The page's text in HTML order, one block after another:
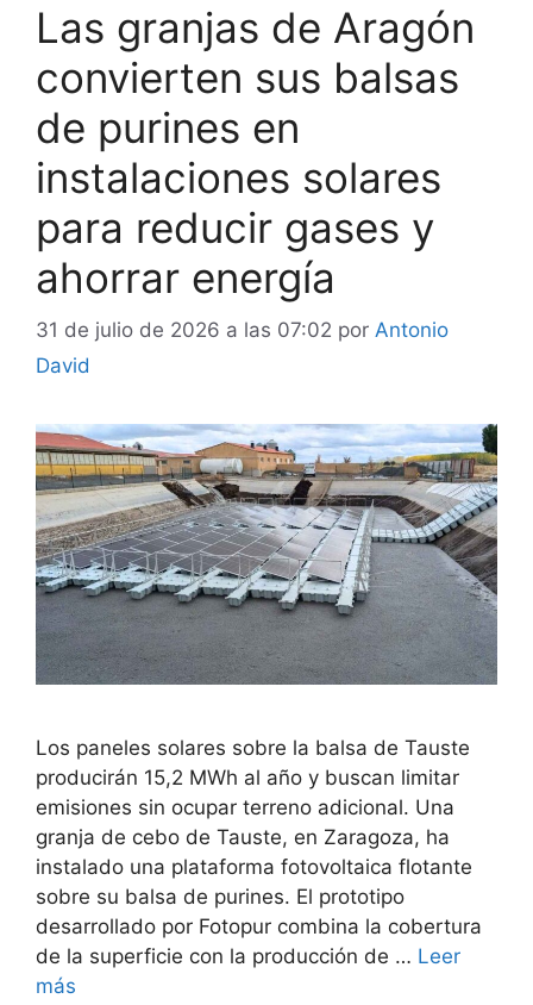
Las granjas de Aragón
convierten sus balsas
de purines en
instalaciones solares
para reducir gases y
ahorrar energía
31 de julio de 2026 a las 07:02 por Antonio
David
Los paneles solares sobre la balsa de Tauste
producirán 15,2 MWh al año y buscan limitar
emisiones sin ocupar terreno adicional. Una
granja de cebo de Tauste, en Zaragoza, ha
instalado una plataforma fotovoltaica flotante
sobre su balsa de purines. El prototipo
desarrollado por Fotopur combina la cobertura
de la superficie con la producción de … Leer
más